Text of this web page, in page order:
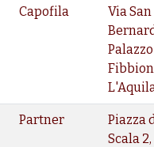
Capofila
Via San
Palazzo
Partner
Piazza
Scala 2,